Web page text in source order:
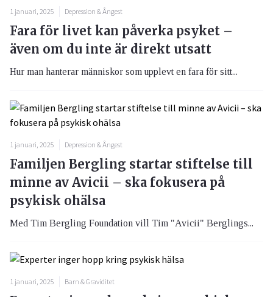
1 januari, 2025 Depression & Ångest
Fara för livet kan påverka psyket –
även om du inte är direkt utsatt
Hur man hanterar människor som upplevt en fara för sitt...
1 januari, 2025 Depression & Ångest
Familjen Bergling startar stiftelse till
minne av Avicii – ska fokusera på
psykisk ohälsa
Med Tim Bergling Foundation vill Tim "Avicii" Berglings...
1 januari, 2025 Barn & Graviditet